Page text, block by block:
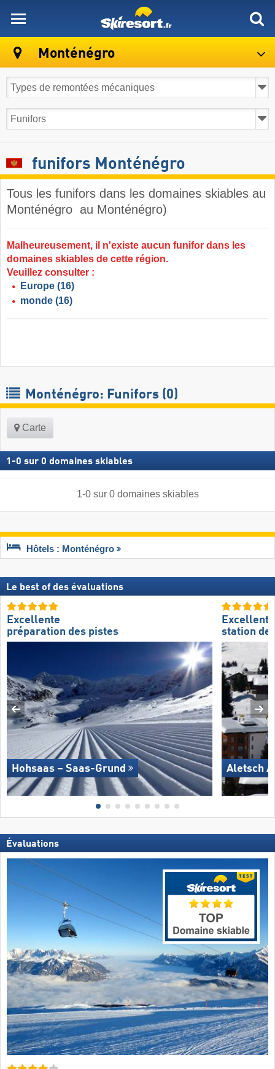
Monténégro
funifors Monténégro
Tous les funifors dans les domaines skiables au
Monténégro ​ au Monténégro)
Malheureusement, il n'existe aucun funifor dans les
domaines skiables de cette région.
Veuillez consulter :
Europe (16)
monde (16)
Monténégro: Funifors (0)
Carte
1 -0 sur 0 domaines skiables
1-0sur 0 domaines skiables
Hôtels : Monténégro
Le best of des évaluations
Excellente
préparation des pistes
Hohsaas – Saas-Grund
Excellente
station
Aletsch
Évaluations